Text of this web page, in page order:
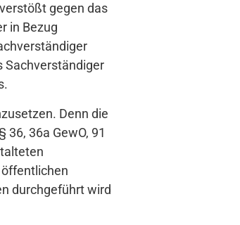
gegen das
in Bezug
Sachverständiger
Denn die
36a GewO, 91
durchgeführt wird